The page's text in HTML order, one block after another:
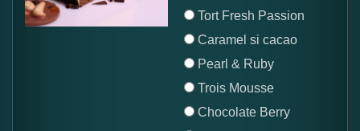
Tort Fresh Passion
Caramel si cacao
Pearl & Ruby
Trois Mousse
Chocolate Berry